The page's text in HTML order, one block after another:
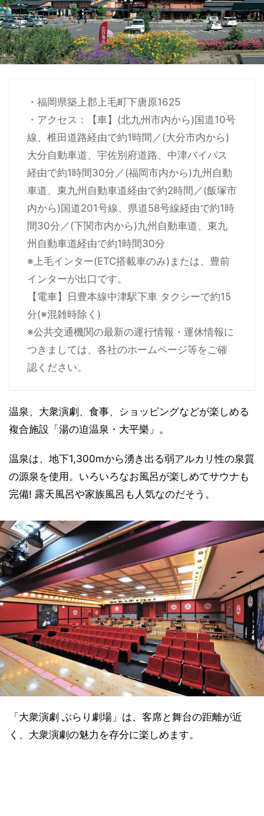
・福岡県築上郡上毛町下唐原1625
・アクセス：【車】(北九州市内から)国道10号
線、椎田道路経由で約1時間／(大分市内から)
大分自動車道、宇佐別府道路、中津バイパス
経由で約1時間30分／(福岡市内から)九州自動
車道、東九州自動車道経由で約2時間／(飯塚市
内から)国道201号線、県道58号線経由で約1時
間30分／(下関市内から)九州自動車道、東九
州自動車道経由で約1時間30分
※上毛インター(ETC搭載車のみ)または、豊前
インターが出口です。
【電車】日豊本線中津駅下車 タクシーで約15
分(※混雑時除く)
※公共交通機関の最新の運行情報・運休情報に
つきましては、各社のホームページ等をご確
認ください。
温泉、大衆演劇、食事、ショッピングなどが楽しめる
複合施設「湯の迫温泉・大平樂」。
温泉は、地下1,300mから湧き出る弱アルカリ性の泉質
の源泉を使用。いろいろなお風呂が楽しめてサウナも
完備! 露天風呂や家族風呂も人気なのだそう。
「大衆演劇 ぶらり劇場」は、客席と舞台の距離が近
く、大衆演劇の魅力を存分に楽しめます。